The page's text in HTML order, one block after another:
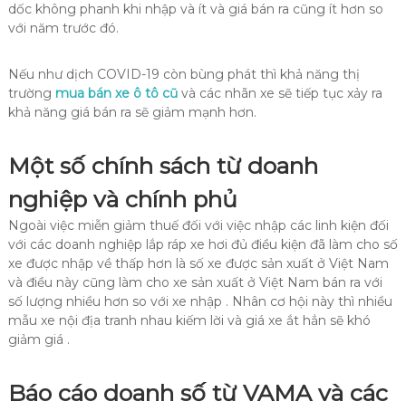
dốc không phanh khi nhập và ít và giá bán ra cũng ít hơn so
với năm trước đó.
Nếu như dịch COVID-19 còn bùng phát thì khả năng thị
trường mua bán xe ô tô cũvà các nhãn xe sẽ tiếp tục xảy ra
khả năng giá bán ra sẽ giảm mạnh hơn.
Một số chính sách từ doanh
nghiệp và chính phủ
Ngoài việc miễn giảm thuế đối với việc nhập các linh kiện đối
với các doanh nghiệp lắp ráp xe hơi đủ điều kiện đã làm cho số
xe được nhập về thấp hơn là số xe được sản xuất ở Việt Nam
và điều này cũng làm cho xe sản xuất ở Việt Nam bán ra với
số lượng nhiều hơn so với xe nhập . Nhân cơ hội này thì nhiều
mẫu xe nội địa tranh nhau kiếm lời và giá xe ắt hẳn sẽ khó
giảm giá .
Báo cáo doanh số từ VAMA và các